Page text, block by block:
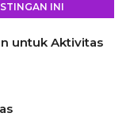
INI
untuk Aktivitas